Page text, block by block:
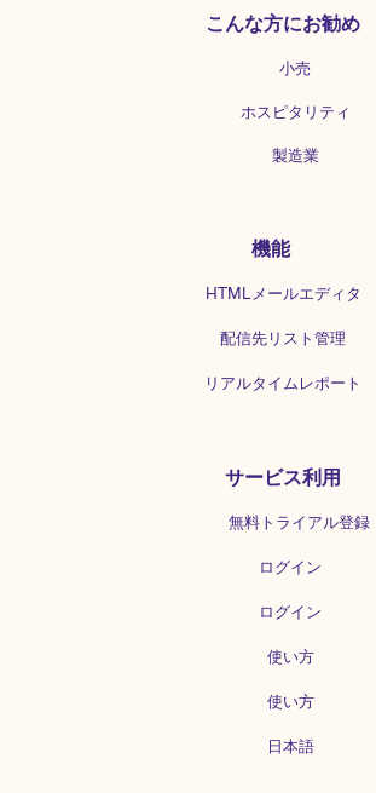
こんな方にお勧め
小売
ホスピタリティ
製造業
機能
HTMLメールエディタ
配信先リスト管理
リアルタイムレポート
サービス利用
無料トライアル登録
ログイン
ログイン
使い方
使い方
日本語